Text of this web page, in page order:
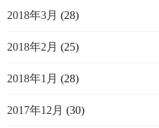
2018年3月 (28)
2018年2月 (25)
2018年1月 (28)
2017年12月 (30)